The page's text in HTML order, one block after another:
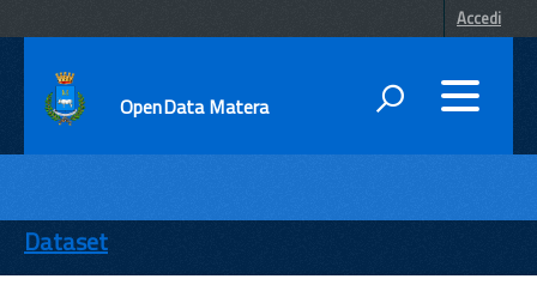
Accedi
OpenData Matera
ENTI
TEMI
Dataset